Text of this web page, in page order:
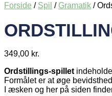
Forside / Spil / Gramatik /
349,00 kr.
Ordstillings-spillet
Formålet er at øge
I æsken og her på siden